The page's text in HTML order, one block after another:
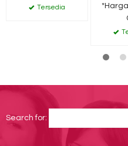
Tersedia
Search for: